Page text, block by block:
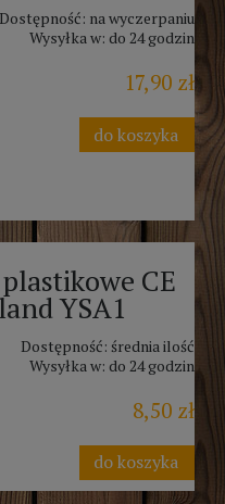
Dostępność: na wyczerpaniu
Wysyłka w: do 24 godzin
17,90 zł
do koszyka
CE
YSA1
Dostępność: średnia ilość
Wysyłka w: do 24 godzin
8,50 zł
do koszyka